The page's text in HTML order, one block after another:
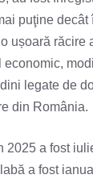
puţine decât
ușoară răcire
economic,
legate de
din România.
2025 a fost
a fost